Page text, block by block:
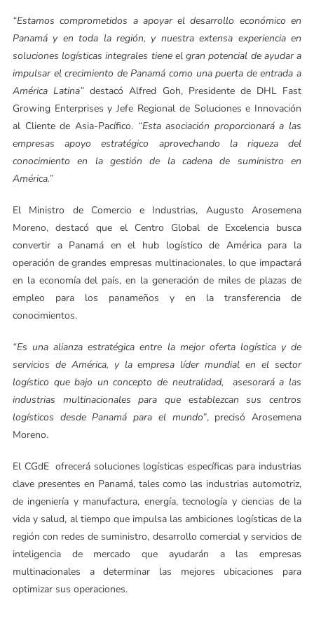
“Estamos comprometidos a apoyar el desarrollo económico en
Panamá y en toda la región, y nuestra extensa experiencia en
soluciones logísticas integrales tiene el gran potencial de ayudar a
impulsar el crecimiento de Panamá como una puerta de entrada a
América Latina” destacó Alfred Goh, Presidente de DHL Fast
Growing Enterprises y Jefe Regional de Soluciones e Innovación
al Cliente de Asia-Pacífico.“Esta asociación proporcionará a las
empresas apoyo estratégico aprovechando la riqueza del
conocimiento en la gestión de la cadena de suministro en
América.”
El Ministro de Comercio e Industrias, Augusto Arosemena
Moreno, destacó que el Centro Global de Excelencia busca
convertir a Panamá en el hub logístico de América para la
operación de grandes empresas multinacionales, lo que impactará
en la economía del país, en la generación de miles de plazas de
empleo para los panameños y en la transferencia de
conocimientos.
“Es una alianza estratégica entre la mejor oferta logística y de
servicios de América, y la empresa líder mundial en el sector
logístico que bajo un concepto de neutralidad, asesorará a las
industrias multinacionales para que establezcan sus centros
logísticos desde Panamá para el mundo”, precisó Arosemena
Moreno.
El CGdE ofrecerá soluciones logísticas específicas para industrias
clave presentes en Panamá, tales como las industrias automotriz,
de ingeniería y manufactura, energía, tecnología y ciencias de la
vida y salud, al tiempo que impulsa las ambiciones logísticas de la
región con redes de suministro, desarrollo comercial y servicios de
inteligencia de mercado que ayudarán a las empresas
multinacionales a determinar las mejores ubicaciones para
optimizar sus operaciones.